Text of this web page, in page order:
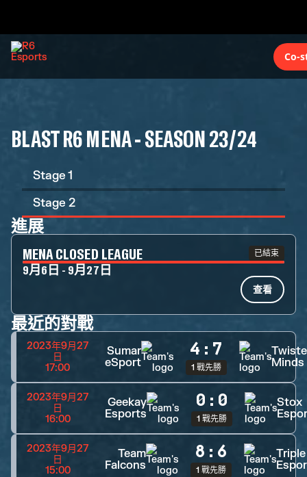
Co-
BLAST R6 MENA - SEASON 23/24
Stage 1
Stage 2
進展
MENA CLOSED LEAGUE 已結束
9月6日 - 9月27日
查看
最近的對戰
2023年9月27
日
17:00
Sumar
eSport
4 : 7
1 戰先勝
Minds
2023年9月27
日
16:00
Geekay
Esports
0 : 0
1 戰先勝
Stox
2023年9月27
日
15:00
Team
Falcons
8 : 6
1 戰先勝
Triple